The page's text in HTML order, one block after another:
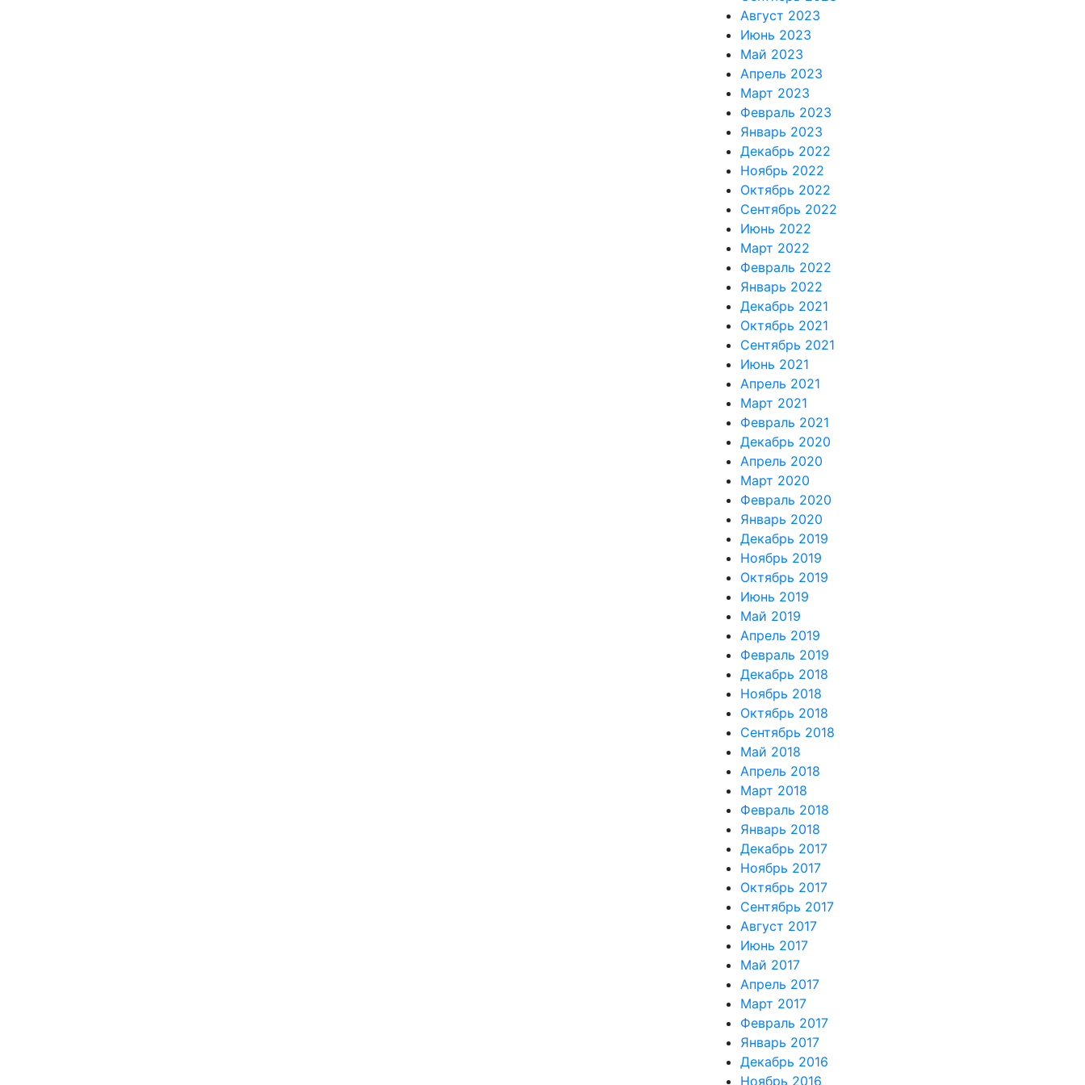
Август 2023
Июнь 2023
Май 2023
Апрель 2023
Март 2023
Февраль 2023
Январь 2023
Декабрь 2022
Ноябрь 2022
Октябрь 2022
Сентябрь 2022
Июнь 2022
Март 2022
Февраль 2022
Январь 2022
Декабрь 2021
Октябрь 2021
Сентябрь 2021
Июнь 2021
Апрель 2021
Март 2021
Февраль 2021
Декабрь 2020
Апрель 2020
Март 2020
Февраль 2020
Январь 2020
Декабрь 2019
Ноябрь 2019
Октябрь 2019
Июнь 2019
Май 2019
Апрель 2019
Февраль 2019
Декабрь 2018
Ноябрь 2018
Октябрь 2018
Сентябрь 2018
Май 2018
Апрель 2018
Март 2018
Февраль 2018
Январь 2018
Декабрь 2017
Ноябрь 2017
Октябрь 2017
Сентябрь 2017
Август 2017
Июнь 2017
Май 2017
Апрель 2017
Март 2017
Февраль 2017
Январь 2017
Декабрь 2016
Ноябрь 2016